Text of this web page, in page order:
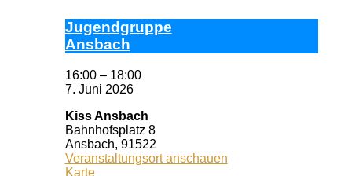
Ju­gend­grup­pe
Ans­bach
16:00 – 18:00
7. Juni 2026
Kiss Ansbach
Bahnhofsplatz 8
Ansbach, 91522
Veranstaltungsort anschauen
KarteKiss